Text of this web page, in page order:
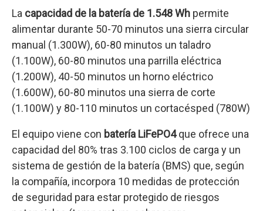
La capacidad de la batería de 1.548 Wh permite
alimentar durante 50-70 minutos una sierra circular
manual (1.300W), 60-80 minutos un taladro
(1.100W), 60-80 minutos una parrilla eléctrica
(1.200W), 40-50 minutos un horno eléctrico
(1.600W), 60-80 minutos una sierra de corte
(1.100W) y 80-110 minutos un cortacésped (780W)
El equipo viene con batería LiFePO4que ofrece una
capacidad del 80% tras 3.100 ciclos de carga y un
sistema de gestión de la batería (BMS) que, según
la compañía, incorpora 10 medidas de protección
de seguridad para estar protegido de riesgos